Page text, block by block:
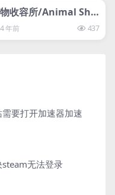
svip专属
收容所/Animal Shel
4 年前 437
要打开加速器加速
steam无法登录